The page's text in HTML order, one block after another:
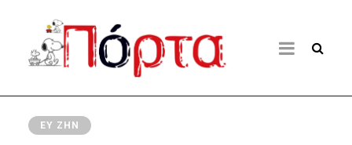
ΕΥ ΖΗΝ